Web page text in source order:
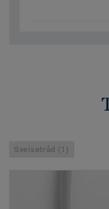
Sveisetråd (1)